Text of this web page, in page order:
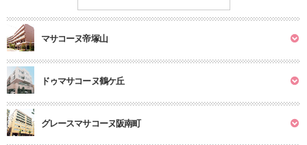
マサコーヌ帝塚山
ドゥマサコーヌ鶴ケ丘
グレースマサコーヌ阪南町